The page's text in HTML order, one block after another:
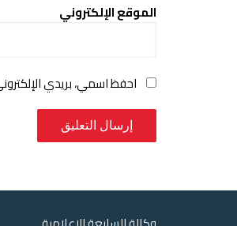
الموقع الإلكتروني
احفظ اسمي، بريدي